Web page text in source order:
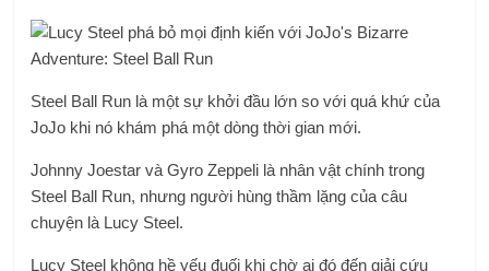
Steel Ball Run là một sự khởi đầu lớn so với quá khứ của
JoJo khi nó khám phá một dòng thời gian mới.
Johnny Joestar và Gyro Zeppeli là nhân vật chính trong
Steel Ball Run, nhưng người hùng thầm lặng của câu
chuyện là Lucy Steel.
Lucy Steel không hề yếu đuối khi chờ ai đó đến giải cứu